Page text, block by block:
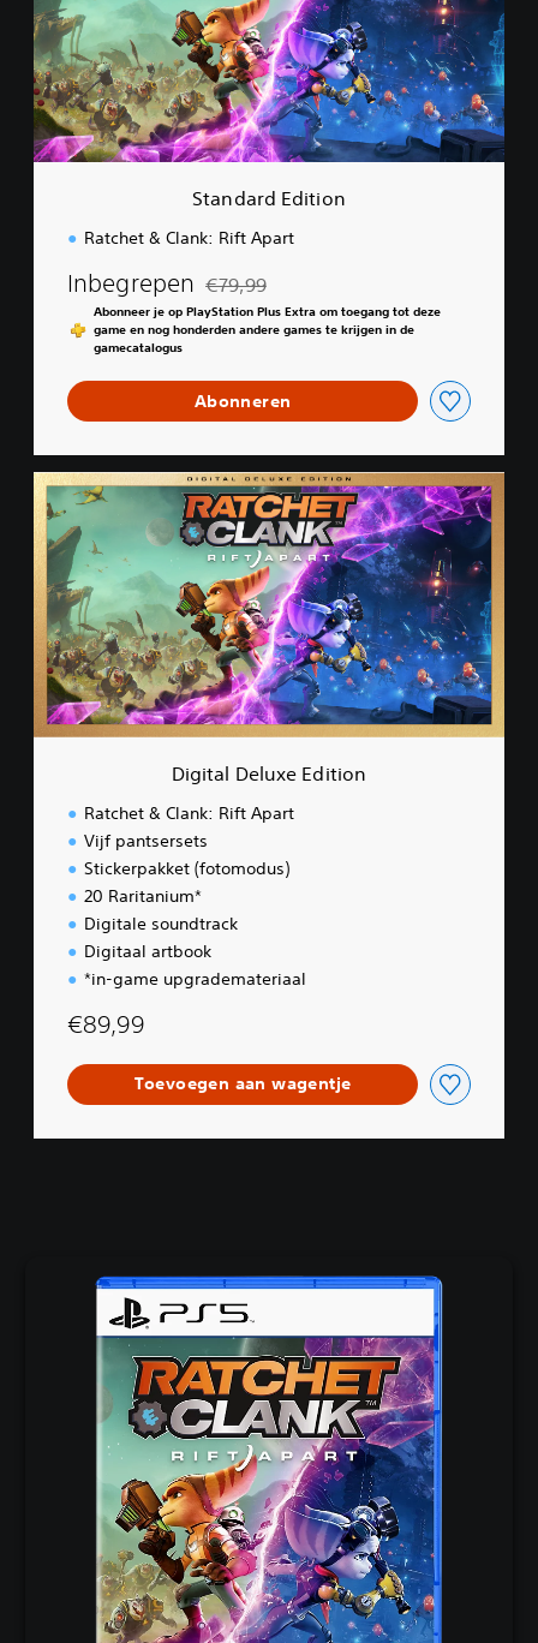
a
r
d
E
d
i
t
Standard Edition
Ratchet & Clank: Rift Apart
Inbegrepen Korting ten opzichte van de
€79,99
Abonneer je op PlayStation Plus Extra om toegang tot deze
game en nog honderden andere games te krijgen in de
gamecatalogus
Abonneren
D
i
g
a
l
e
x
Digital Deluxe Edition
Ratchet & Clank: Rift Apart
Vijf pantsersets
Stickerpakket (fotomodus)
20 Raritanium*
Digitale soundtrack
Digitaal artbook
*in-game upgrademateriaal
€89,99
Toevoegen aan wagentje